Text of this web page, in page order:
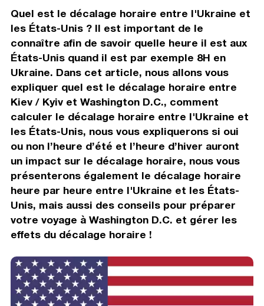
Quel est le décalage horaire entre l'Ukraine et
les États-Unis ? Il est important de le
connaître afin de savoir quelle heure il est aux
États-Unis quand il est par exemple 8H en
Ukraine. Dans cet article, nous allons vous
expliquer quel est le décalage horaire entre
Kiev / Kyiv et Washington D.C., comment
calculer le décalage horaire entre l'Ukraine et
les États-Unis, nous vous expliquerons si oui
ou non l’heure d’été et l’heure d’hiver auront
un impact sur le décalage horaire, nous vous
présenterons également le décalage horaire
heure par heure entre l'Ukraine et les États-
Unis, mais aussi des conseils pour préparer
votre voyage à Washington D.C. et gérer les
effets du décalage horaire !